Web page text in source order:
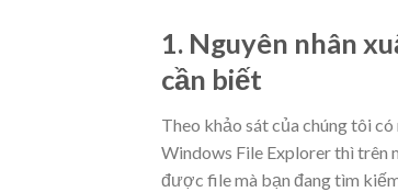
1. Nguyên nhân
cần biết
Theo khảo sát của chúng tôi
Windows File Explorer thì trên
được file mà bạn đang tìm